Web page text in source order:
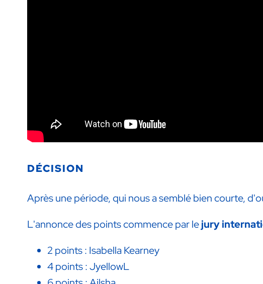
DÉCISION
Après une période, qui nous a semblé bien courte,
L'annonce des points commence par lejury
2 points : Isabella Kearney
4 points : JyellowL